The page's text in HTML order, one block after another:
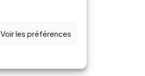
Voir les préférences